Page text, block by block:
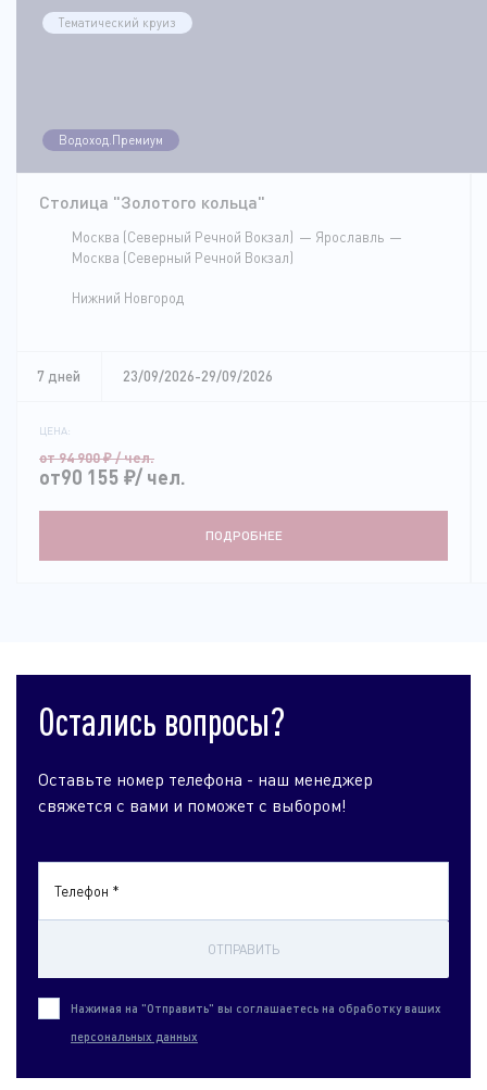
Тематический круиз
Водоход.Премиум
Столица "Золотого кольца"
Москва (Северный Речной Вокзал)
Ярославль
Москва (Северный Речной Вокзал)
Нижний Новгород
7 дней 23/09/2026-29/09/2026
ЦЕНА:
от 94 900₽/ чел.
от90 155 ₽/ чел.
ПОДРОБНЕЕ
Остались вопросы?
Оставьте номер телефона - наш менеджер
свяжется с вами и поможет с выбором!
Телефон *
ОТПРАВИТЬ
Нажимая на "Отправить" вы соглашаетесь на обработку ваших
персональных данных